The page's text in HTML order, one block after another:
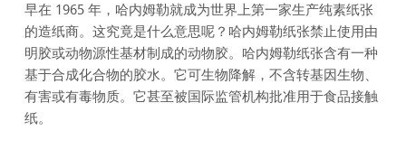
早在 1965 年，哈内姆勒就成为世界上第一家生产纯素纸张
的造纸商。这究竟是什么意思呢？哈内姆勒纸张禁止使用由
明胶或动物源性基材制成的动物胶。哈内姆勒纸张含有一种
基于合成化合物的胶水。它可生物降解，不含转基因生物、
有害或有毒物质。它甚至被国际监管机构批准用于食品接触
纸。